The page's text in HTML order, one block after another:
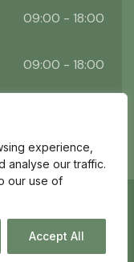
experience,
analyse our traffic.
our use of
Accept All
09:00 - 18:00
09:00 - 18:00